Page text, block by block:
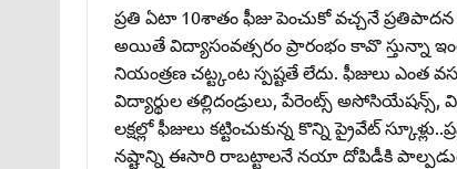
ప్రతి ఏటా 10శాతం ఫీజు పెంచుకో వచ్చనే
అయితే విద్యాసంవత్సరం ప్రారంభం కావొ స్తున్నా
నియంత్రణ చట్ట్కంట స్పష్టతే లేదు. ఫీజులు
విద్యార్థుల తల్లిదండ్రులు, పేరెంట్స్‌ అసోసియేషన్స్‌,
లక్షల్లో ఫీజులు కట్టించుకున్న కొన్ని ప్రైవేట్‌
నష్టాన్ని ఈసారి రాబట్టాలనే నయా దోపిడీకి